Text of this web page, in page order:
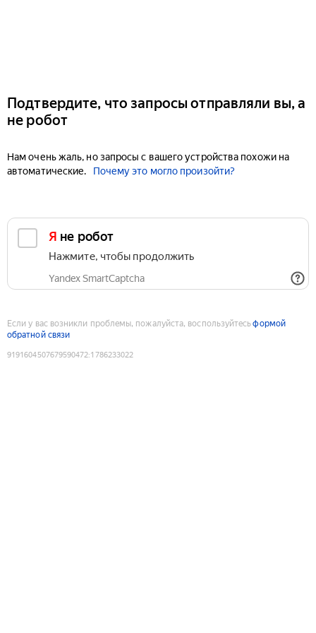
Подтвердите, что запросы отправляли вы, а
не робот
Нам очень жаль, но запросы с вашего устройства похожи на
автоматические.
Почему это могло произойти?
Я не робот
Нажмите, чтобы продолжить
Yandex SmartCaptcha
Если у вас возникли проблемы, пожалуйста, воспользуйтесьформой
обратной связи
9191604507679590472:1786233022